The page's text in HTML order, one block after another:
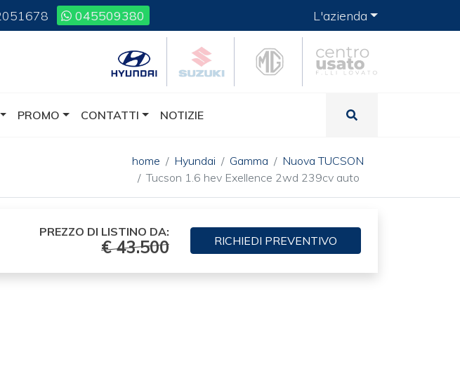
045509380 L'azienda
PROMO CONTATTI NOTIZIE
home Hyundai Gamma
Nuova TUCSON
Tucson 1.6 hev Exellence 2wd 239cv auto
PREZZO DI LISTINO DA:
€ 43.500 RICHIEDI PREVENTIVO